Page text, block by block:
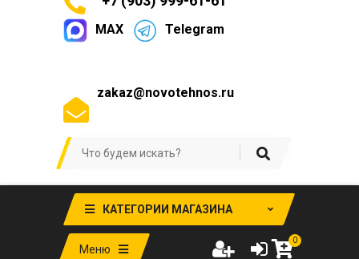
MAX Telegram
zakaz@novotehnos.ru
КАТЕГОРИИ МАГАЗИНА
Меню
0